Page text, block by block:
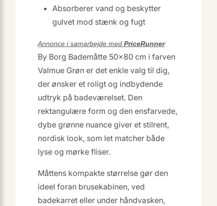
Absorberer vand og beskytter
gulvet mod stænk og fugt
Annonce i samarbejde med PriceRunner
By Borg Bademåtte 50×80 cm i farven
Valmue Grøn er det enkle valg til dig,
der ønsker et roligt og indbydende
udtryk på badeværelset. Den
rektangulære form og den ensfarvede,
dybe grønne nuance giver et stilrent,
nordisk look, som let matcher både
lyse og mørke fliser.
Måttens kompakte størrelse gør den
ideel foran brusekabinen, ved
badekarret eller under håndvasken,